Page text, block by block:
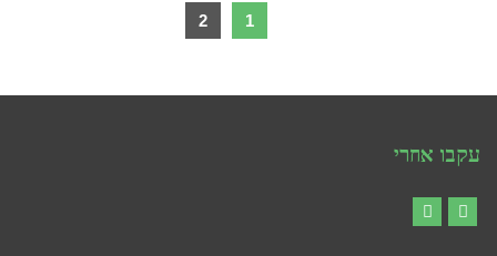
1
2
עקבו אחרי